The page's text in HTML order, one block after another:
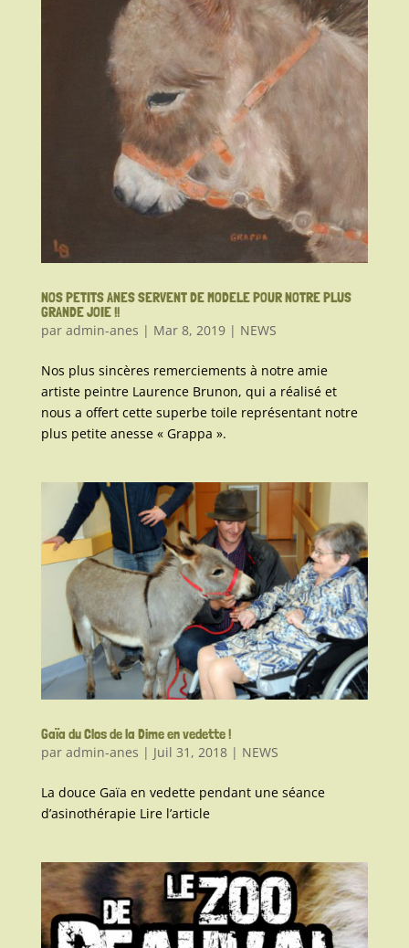
NOS PETITS ANES SERVENT DE MODELE POUR NOTRE PLUS
GRANDE JOIE !!
par admin-anes | Mar 8, 2019| NEWS
Nos plus sincères remerciements à notre amie
artiste peintre Laurence Brunon, qui a réalisé et
nous a offert cette superbe toile représentant notre
plus petite anesse « Grappa ».
Gaïa du Clos de la Dime en vedette !
par admin-anes | Juil 31, 2018| NEWS
La douce Gaïa en vedette pendant une séance
d’asinothérapie Lire l’article